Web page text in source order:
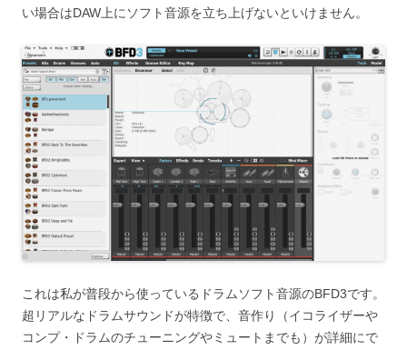
い場合はDAW上にソフト音源を立ち上げないといけません。
これは私が普段から使っているドラムソフト音源のBFD3です。
超リアルなドラムサウンドが特徴で、音作り（イコライザーや
コンプ・ドラムのチューニングやミュートまでも）が詳細にで